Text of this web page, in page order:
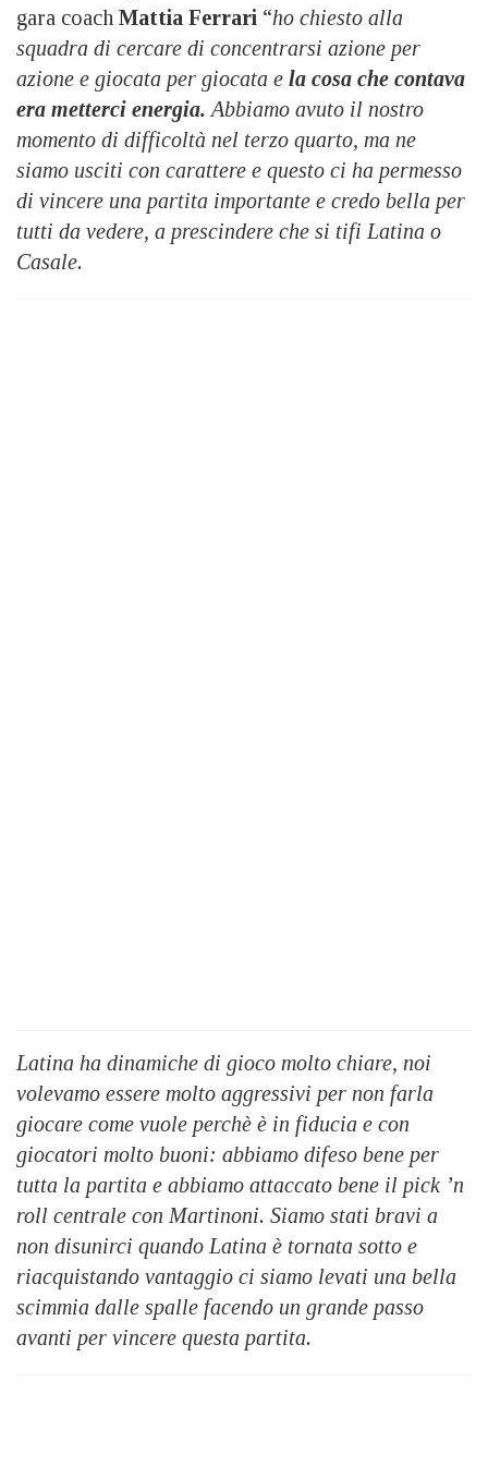
gara coach Mattia Ferrari “ho chiesto alla
squadra di cercare di concentrarsi azione per
azione e giocata per giocata e la cosa che contava
era metterci energia. Abbiamo avuto il nostro
momento di difficoltà nel terzo quarto, ma ne
siamo usciti con carattere e questo ci ha permesso
di vincere una partita importante e credo bella per
tutti da vedere, a prescindere che si tifi Latina o
Casale.
Latina ha dinamiche di gioco molto chiare, noi
volevamo essere molto aggressivi per non farla
giocare come vuole perchè è in fiducia e con
giocatori molto buoni: abbiamo difeso bene per
tutta la partita e abbiamo attaccato bene il pick ’n
roll centrale con Martinoni. Siamo stati bravi a
non disunirci quando Latina è tornata sotto e
riacquistando vantaggio ci siamo levati una bella
scimmia dalle spalle facendo un grande passo
avanti per vincere questa partita.